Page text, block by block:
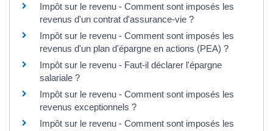
Impôt sur le revenu - Comment sont imposés les
revenus d'un contrat d'assurance-vie ?
Impôt sur le revenu - Comment sont imposés les
revenus d'un plan d'épargne en actions (PEA) ?
Impôt sur le revenu - Faut-il déclarer l'épargne
salariale ?
Impôt sur le revenu - Comment sont imposés les
revenus exceptionnels ?
Impôt sur le revenu - Comment sont imposés les